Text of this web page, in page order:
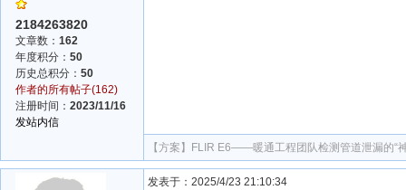
2184263820
文章数： 162
年度积分： 50
历史总积分： 50
作者的所有帖子(162)
注册时间： 2023/11/16
发站内信
【方案】 FLIR E6——暖通工程团队检测管道泄漏的“
发表于：2025/4/23 21:10:34